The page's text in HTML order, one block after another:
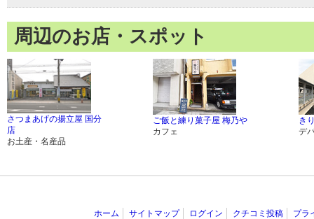
周辺のお店・スポット
さつまあげの揚立屋 国分
店
お土産・名産品
ご飯と練り菓子屋 梅乃や
カフェ
き
デ
ホーム サイトマップ ログイン クチコミ投稿 プラ